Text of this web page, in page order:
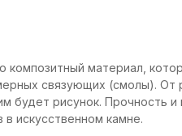
композитный материал,
связующих (смолы). От
будет рисунок. Прочность
искусственном камне.